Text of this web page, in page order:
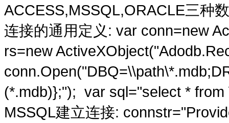
ACCESS,MSSQL,ORACLE三种
连接的通用定义: var conn=new
rs=new
(*.mdb)};"); var sql="select *
MSSQL建立连接: